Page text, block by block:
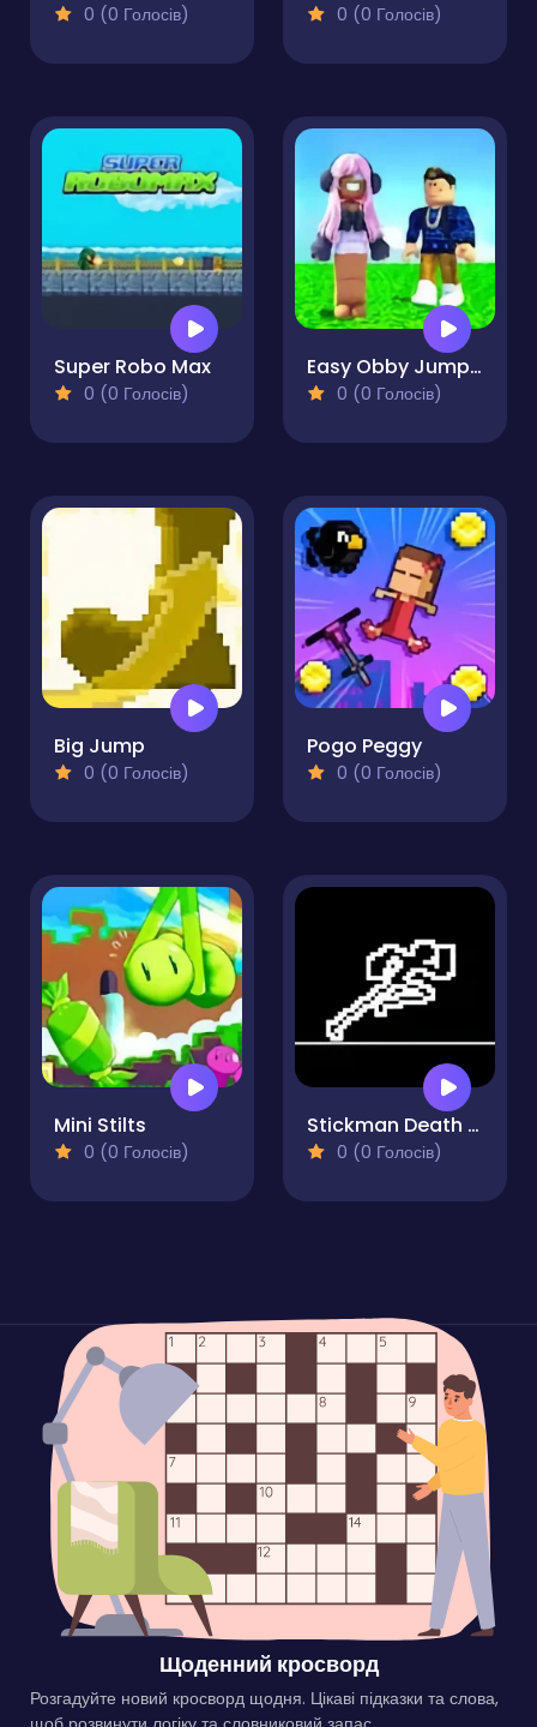
0 (0 Голосів) 0 (0 Голосів)
Super Robo Max
0 (0 Голосів)
Easy Obby Jump and Run Challenge Online
0 (0 Голосів)
Big Jump
0 (0 Голосів)
Pogo Peggy
0 (0 Голосів)
Mini Stilts
0 (0 Голосів)
Stickman Death Run
0 (0 Голосів)
Щоденний кросворд
Розгадуйте новий кросворд щодня. Цікаві підказки та слова,